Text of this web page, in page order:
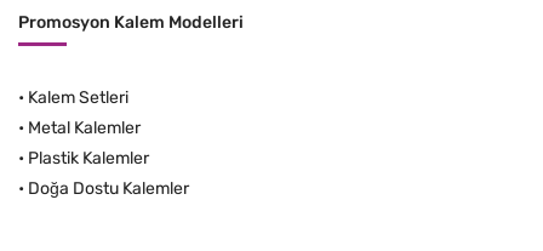
Promosyon Kalem Modelleri
• Kalem Setleri
• Metal Kalemler
• Plastik Kalemler
• Doğa Dostu Kalemler